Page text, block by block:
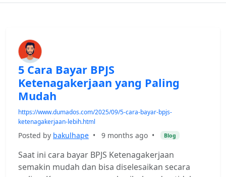
5 Cara Bayar BPJS
Ketenagakerjaan yang Paling
Mudah
https://www.dumados.com/2025/09/5-cara-bayar-bpjs-
ketenagakerjaan-lebih.html
Posted by bakulhape • 9 months ago • Blog
Saat ini cara bayar BPJS Ketenagakerjaan
semakin mudah dan bisa diselesaikan secara